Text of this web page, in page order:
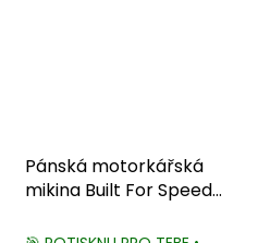
Pánská motorkářská
mikina Built For Speed